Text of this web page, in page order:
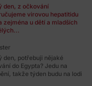
den, z očkování
virovou hepatitidu
zejména u dětí a mladších
den, potřebuji nějaké
do Egypta? Jedu na
takže týden budu na lodi